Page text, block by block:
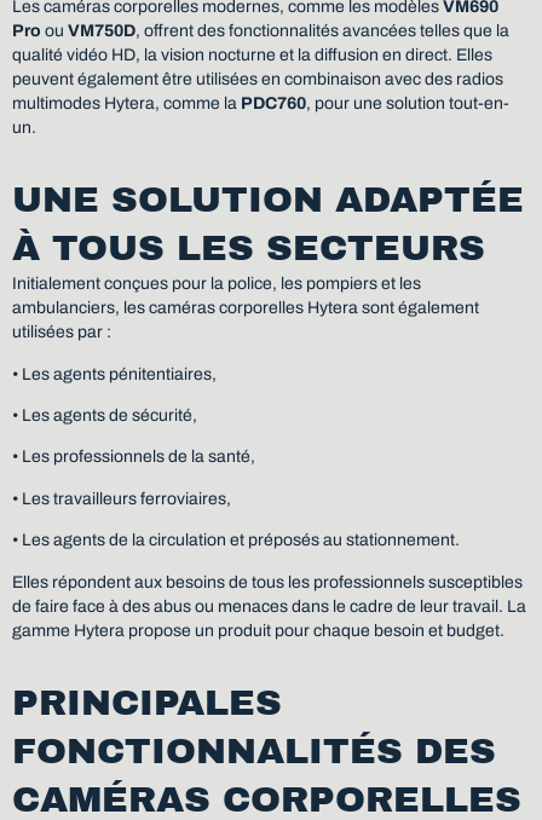
Les caméras corporelles modernes, comme les modèles VM690
Pro ou VM750D, offrent des fonctionnalités avancées telles que la
qualité vidéo HD, la vision nocturne et la diffusion en direct. Elles
peuvent également être utilisées en combinaison avec des radios
multimodes Hytera, comme la PDC760, pour une solution tout-en-
un.
UNE SOLUTION ADAPTÉE
À TOUS LES SECTEURS
Initialement conçues pour la police, les pompiers et les
ambulanciers, les caméras corporelles Hytera sont également
utilisées par :
• Les agents pénitentiaires,
• Les agents de sécurité,
• Les professionnels de la santé,
• Les travailleurs ferroviaires,
• Les agents de la circulation et préposés au stationnement.
Elles répondent aux besoins de tous les professionnels susceptibles
de faire face à des abus ou menaces dans le cadre de leur travail. La
gamme Hytera propose un produit pour chaque besoin et budget.
PRINCIPALES
FONCTIONNALITÉS DES
CAMÉRAS CORPORELLES